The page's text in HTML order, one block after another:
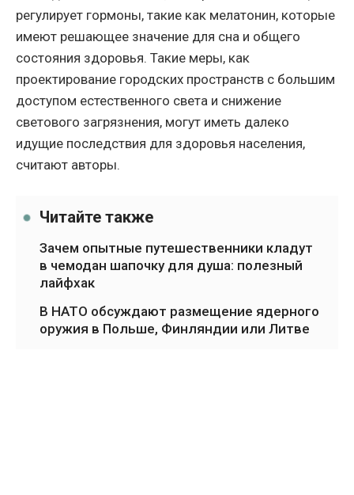
регулирует гормоны, такие как мелатонин, которые
имеют решающее значение для сна и общего
состояния здоровья. Такие меры, как
проектирование городских пространств с большим
доступом естественного света и снижение
светового загрязнения, могут иметь далеко
идущие последствия для здоровья населения,
считают авторы.
Читайте также
Зачем опытные путешественники кладут
в чемодан шапочку для душа: полезный
лайфхак
В НАТО обсуждают размещение ядерного
оружия в Польше, Финляндии или Литве